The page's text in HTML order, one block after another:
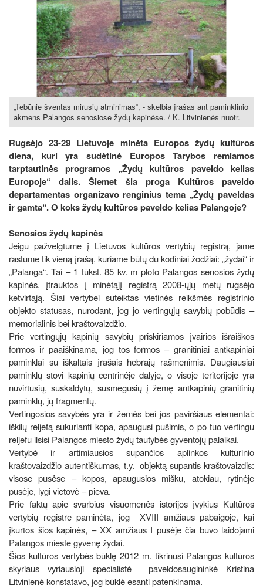
„Tebūnie šventas mirusių atminimas“, - skelbia įrašas ant paminklinio
akmens Palangos senosiose žydų kapinėse. / K. Litvinienės nuotr.
Rugsėjo 23-29 Lietuvoje minėta Europos žydų kultūros
diena, kuri yra sudėtinė Europos Tarybos remiamos
tarptautinės programos „Žydų kultūros paveldo kelias
Europoje“ dalis. Šiemet šia proga Kultūros paveldo
departamentas organizavo renginius tema „Žydų paveldas
ir gamta“. O koks žydų kultūros paveldo kelias Palangoje?
Senosios žydų kapinės
Jeigu pažvelgtume į Lietuvos kultūros vertybių registrą, jame
rastume tik vieną įrašą, kuriame būtų du kodiniai žodžiai: „žydai“ ir
„Palanga“. Tai – 1 tūkst. 85 kv. m ploto Palangos senosios žydų
kapinės, įtrauktos į minėtąjį registrą 2008-ųjų metų rugsėjo
ketvirtąją. Šiai vertybei suteiktas vietinės reikšmės registrinio
objekto statusas, nurodant, jog jo vertingųjų savybių pobūdis –
memorialinis bei kraštovaizdžio.
Prie vertingųjų kapinių savybių priskiriamos įvairios išraiškos
formos ir paaiškinama, jog tos formos – granitiniai antkapiniai
paminklai su iškaltais įrašais hebrajų rašmenimis. Daugiausiai
paminklų stovi kapinių centrinėje dalyje, o visoje teritorijoje yra
nuvirtusių, suskaldytų, susmegusių į žemę antkapinių granitinių
paminklų, jų fragmentų.
Vertingosios savybės yra ir žemės bei jos paviršiaus elementai:
iškilų reljefą sukurianti kopa, apaugusi pušimis, o po tuo vertingu
reljefu ilsisi Palangos miesto žydų tautybės gyventojų palaikai.
Vertybė ir artimiausios supančios aplinkos kultūrinio
kraštovaizdžio autentiškumas, t.y. objektą supantis kraštovaizdis:
visose pusėse – kopos, apaugusios mišku, atokiau, rytinėje
pusėje, lygi vietovė – pieva.
Prie faktų apie svarbius visuomenės istorijos įvykius Kultūros
vertybių registre paminėta, jog XVIII amžiaus pabaigoje, kai
įkurtos šios kapinės, – XX amžiaus I pusėje čia buvo laidojami
Palangos mieste gyvenę žydai.
Šios kultūros vertybės būklę 2012 m. tikrinusi Palangos kultūros
skyriaus vyriausioji specialistė paveldosaugininkė Kristina
Litvinienė konstatavo, jog būklė esanti patenkinama.